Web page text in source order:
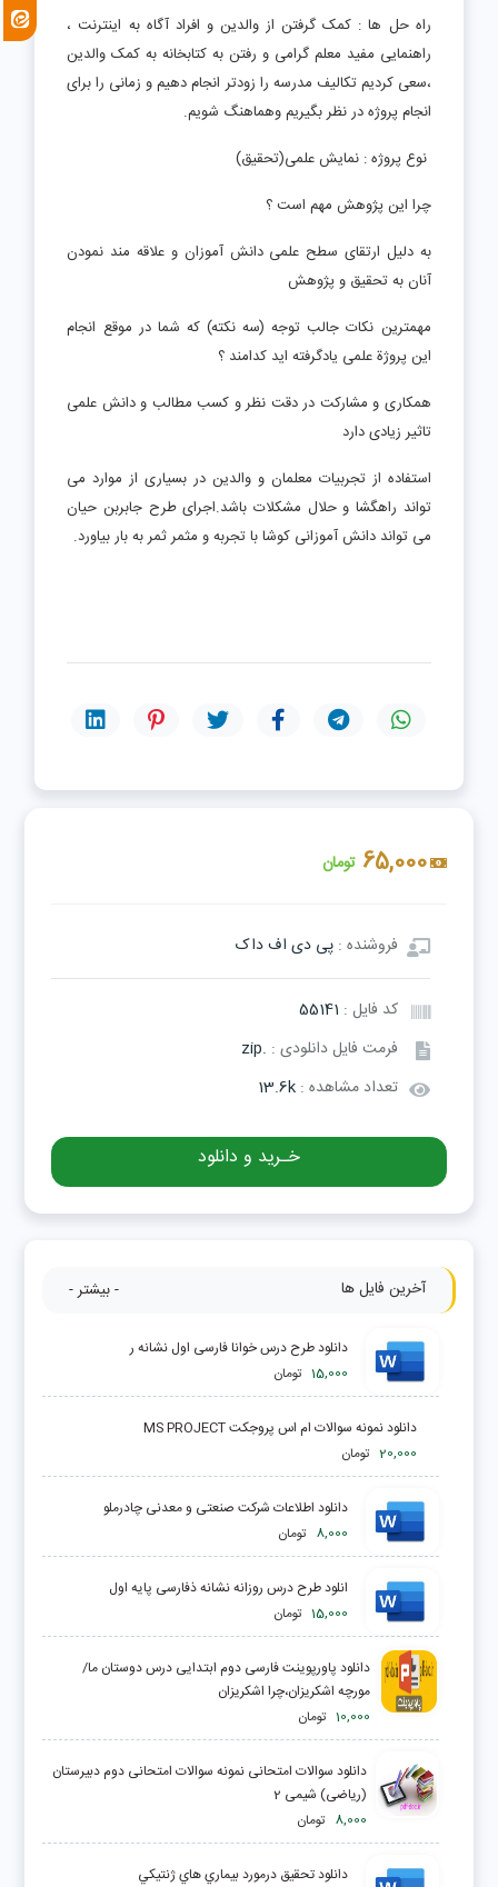
65,000 تومان
فروشنده :پی دی اف داک
کد فایل : 55141
فرمت فایل دانلودی : .zip
تعداد مشاهده :13.6k
خـرید و دانلود
آخرین فایل ها - بیشتر -
دانلود طرح درس خوانا فارسی اول نشانه ر
15,000 تومان
دانلود نمونه سوالات ام اس پروجکت MS PROJECT
20,000 تومان
دانلود اطلاعات شرکت صنعتی و معدنی چادرملو
8,000 تومان
انلود طرح درس روزانه نشانه ذفارسی پایه اول
15,000 تومان
دانلود پاورپوینت فارسی دوم ابتدایی درس دوستان ما/
مورچه اشکریزان،چرا اشکریزان
10,000 تومان
دانلود سوالات امتحانی نمونه سوالات امتحانی دوم دبیرستان
(ریاضی) شیمی 2
8,000 تومان
دانلود تحقیق درمورد بيماري هاي ژنتيکي
راه حل ها : کمک گرفتن از والدین و افراد آگاه به اینترنت ،
راهنمایی مفید معلم گرامی و رفتن به کتابخانه به کمک والدین
،سعی کردیم تکالیف مدرسه را زودتر انجام دهیم و زمانی را برای
انجام پروژه در نظر بگیریم وهماهنگ شویم.
نوع پروژه : نمایش علمی(تحقیق)
چرا این پژوهش مهم است ؟
به دلیل ارتقای سطح علمی دانش آموزان و علاقه مند نمودن
آنان به تحقیق و پژوهش
مهمترین نکات جالب توجه (سه نکته) که شما در موقع انجام
این پروژة علمی یادگرفته اید کدامند ؟
همکاری و مشارکت در دقت نظر و کسب مطالب و دانش علمی
تاثیر زیادی دارد
استفاده از تجربیات معلمان و والدین در بسیاری از موارد می
تواند راهگشا و حلال مشکلات باشد.اجرای طرح جابربن حیان
می تواند دانش آموزانی کوشا با تجربه و مثمر ثمر به بار بیاورد.